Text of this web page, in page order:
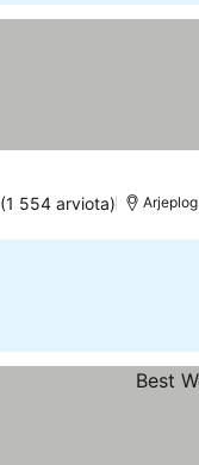
(1 554 arviota) Arjeplog